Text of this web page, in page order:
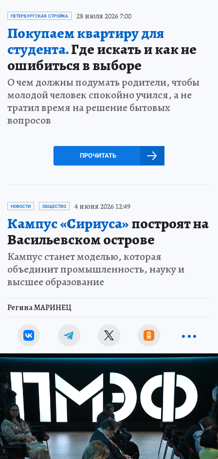
ПЕТЕРБУРГСКАЯ СТРОЙКА 28 июля 2026 7:00
Покупаем квартиру для
студента.Где искать и как не
ошибиться в выборе
О чем должны подумать родители, чтобы
молодой человек спокойно учился, а не
тратил время на решение бытовых
вопросов
ПРОЧИТАТЬ
НОВОСТИ ОБЩЕСТВО 4 июня 2026 12:49
Кампус «Сириуса»построят на
Васильевском острове
Кампус станет моделью, которая
объединит промышленность, науку и
высшее образование
Регина МАРИНЕЦ